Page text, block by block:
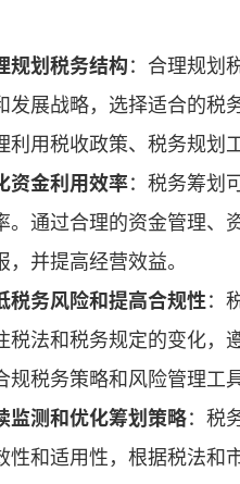
规划税务结构：合理规划
发展战略，选择适合的税
利用税收政策、税务规划
资金利用效率：税务筹划
。通过合理的资金管理、
，并提高经营效益。
税务风险和提高合规性：
税法和税务规定的变化，
规税务策略和风险管理工
监测和优化筹划策略：税
性和适用性，根据税法和